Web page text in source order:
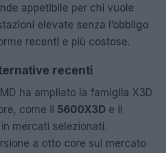
appetibile per chi vuole
elevate senza l’obbligo
recenti e più costose.
recenti
ha ampliato la famiglia X3D
come il 5600X3D e il
mercati selezionati.
a otto core sul mercato